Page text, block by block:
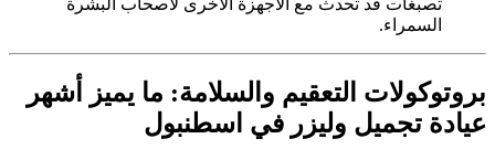
السمراء.
بروتوكولات التعقيم والسلامة: ما يميز أشهر
عيادة تجميل وليزر في اسطنبول